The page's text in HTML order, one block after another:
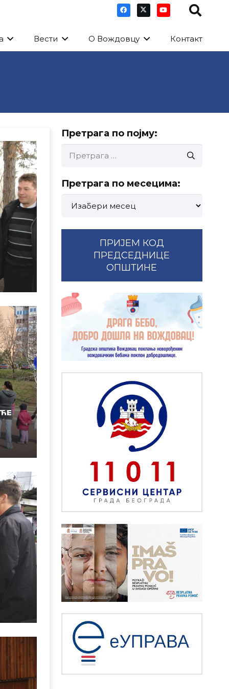
Вести О Вождовцу Контакт
Претрага по појму:
за:
Претрага по месецима:
ПРИЈЕМ КОД
ПРЕДСЕДНИЦЕ
ОПШТИНЕ